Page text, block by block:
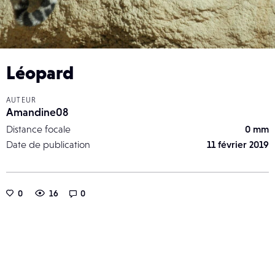
Léopard
AUTEUR
Amandine08
Distance focale
0 mm
Date de publication
11 février 2019
0 16 0